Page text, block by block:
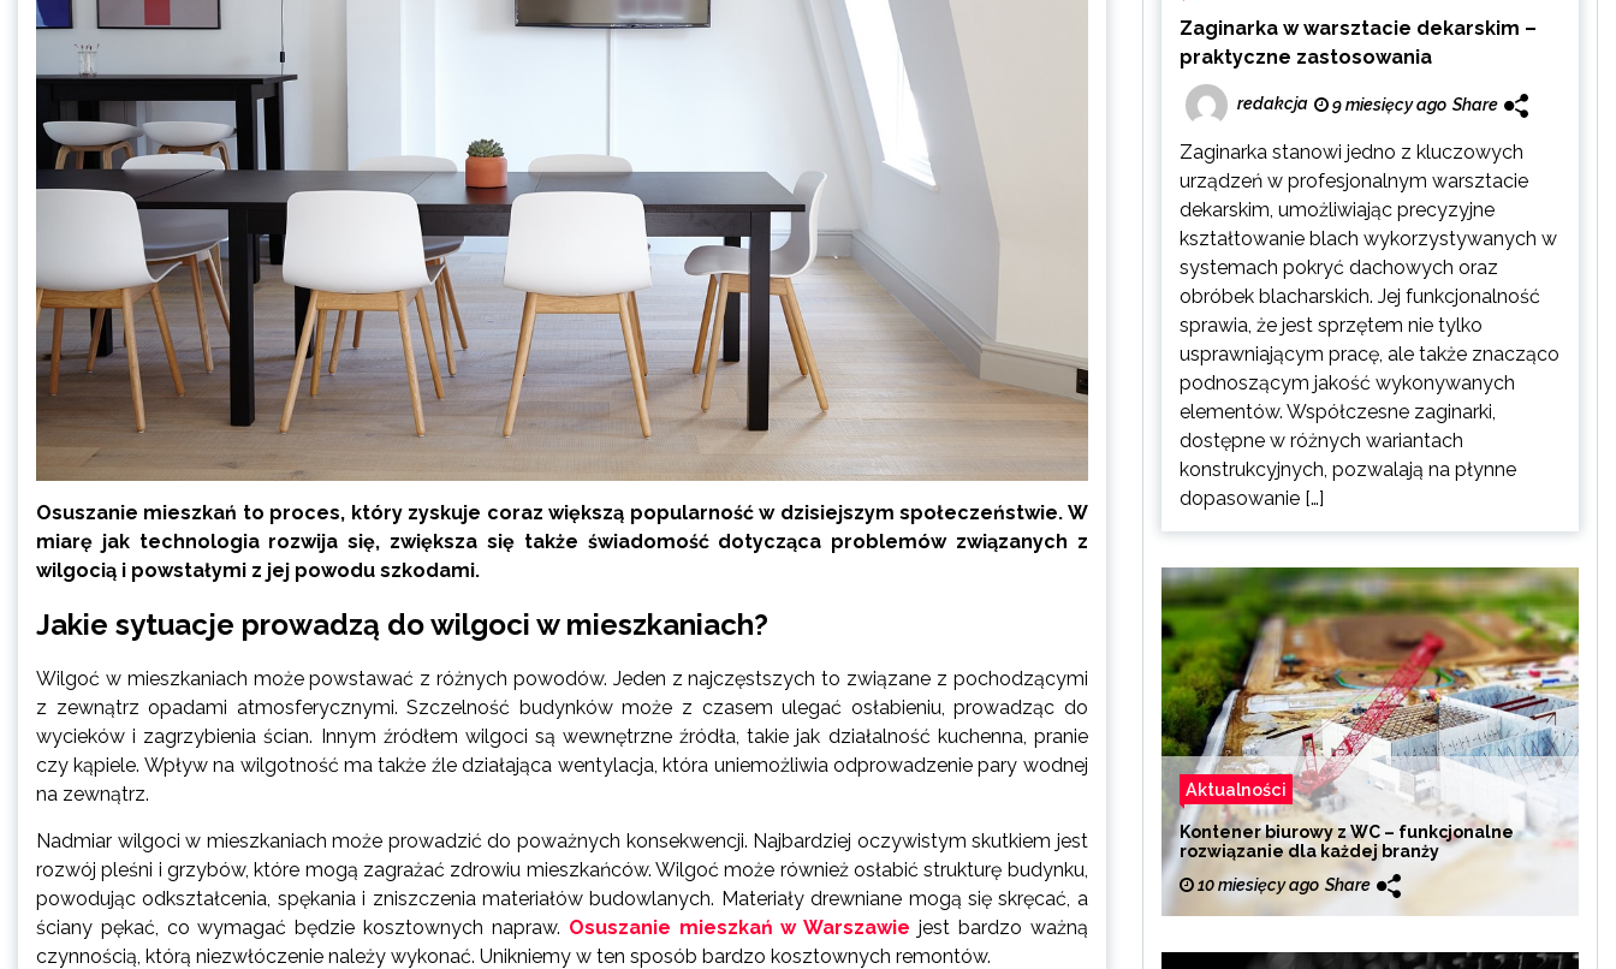
Osuszanie mieszkań to proces, który zyskuje coraz większą popularność w dzisiejszym społeczeństwie. W
miarę jak technologia rozwija się, zwiększa się także świadomość dotycząca problemów związanych z
wilgocią i powstałymi z jej powodu szkodami.
Jakie sytuacje prowadzą do wilgoci w mieszkaniach?
Wilgoć w mieszkaniach może powstawać z różnych powodów. Jeden z najczęstszych to związane z pochodzącymi
z zewnątrz opadami atmosferycznymi. Szczelność budynków może z czasem ulegać osłabieniu, prowadząc do
wycieków i zagrzybienia ścian. Innym źródłem wilgoci są wewnętrzne źródła, takie jak działalność kuchenna, pranie
czy kąpiele. Wpływ na wilgotność ma także źle działająca wentylacja, która uniemożliwia odprowadzenie pary wodnej
na zewnątrz.
Nadmiar wilgoci w mieszkaniach może prowadzić do poważnych konsekwencji. Najbardziej oczywistym skutkiem jest
rozwój pleśni i grzybów, które mogą zagrażać zdrowiu mieszkańców. Wilgoć może również osłabić strukturę budynku,
powodując odkształcenia, spękania i zniszczenia materiałów budowlanych. Materiały drewniane mogą się skręcać, a
ściany pękać, co wymagać będzie kosztownych napraw. Osuszanie mieszkań w Warszawie jest bardzo ważną
czynnością, którą niezwłóczenie należy wykonać. Unikniemy w ten sposób bardzo kosztownych remontów.
Zaginarka w warsztacie dekarskim –
praktyczne zastosowania
redakcja 9 miesięcy ago Share
Zaginarka stanowi jedno z kluczowych
urządzeń w profesjonalnym warsztacie
dekarskim, umożliwiając precyzyjne
kształtowanie blach wykorzystywanych w
systemach pokryć dachowych oraz
obróbek blacharskich. Jej funkcjonalność
sprawia, że jest sprzętem nie tylko
usprawniającym pracę, ale także znacząco
podnoszącym jakość wykonywanych
elementów. Współczesne zaginarki,
dostępne w różnych wariantach
konstrukcyjnych, pozwalają na płynne
dopasowanie […]
Aktualności
Kontener biurowy z WC – funkcjonalne
rozwiązanie dla każdej branży
10 miesięcy ago Share